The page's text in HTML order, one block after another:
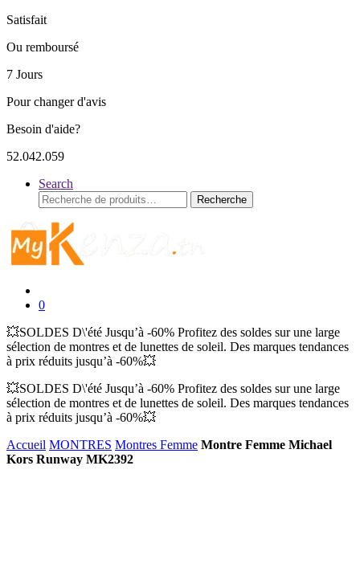
Satisfait
Ou remboursé
7 Jours
Pour changer d'avis
Besoin d'aide?
52.042.059
Search
Recherche
pour :
Recherche
0
💥SOLDES D\'été Jusqu’à -60% Profitez des soldes sur une large
sélection de montres et de lunettes de soleil. Des marques tendances
à prix réduits jusqu’à -60%💥
💥SOLDES D\'été Jusqu’à -60% Profitez des soldes sur une large
sélection de montres et de lunettes de soleil. Des marques tendances
à prix réduits jusqu’à -60%💥
Accueil MONTRES Montres Femme Montre Femme Michael
Kors Runway MK2392